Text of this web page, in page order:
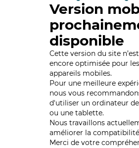
Version
disponible
Cette version du site
encore optimisée pour les
appareils mobiles.
Pour une meilleure
nous vous
d'utiliser un ordinateur
ou une tablette.
Nous travaillons
améliorer la
Merci de votre